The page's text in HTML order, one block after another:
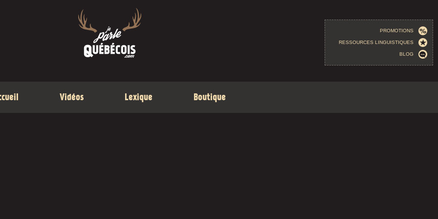
PROMOTIONS
RESSOURCES LINGUISTIQUES
BLOG
Vidéos Lexique Boutique